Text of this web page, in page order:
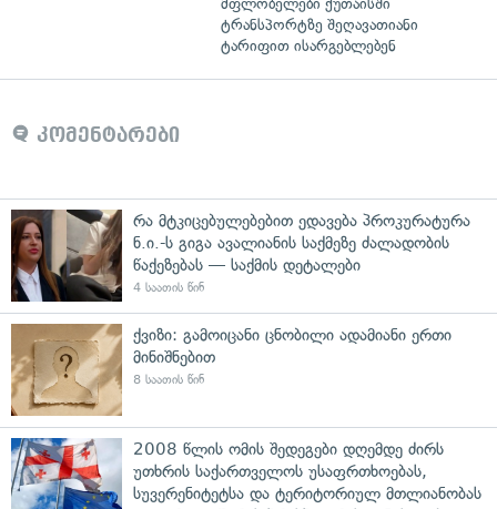
ტრანსპორტზე შეღავათიანი
ტარიფით ისარგებლებენ
კომენტარები
რა მტკიცებულებებით ედავება პროკურატურა
ნ.ი.-ს გიგა ავალიანის საქმეზე ძალადობის
წაქეზებას — საქმის დეტალები
4 საათის წინ
ქვიზი: გამოიცანი ცნობილი ადამიანი ერთი
მინიშნებით
8 საათის წინ
2008 წლის ომის შედეგები დღემდე ძირს
უთხრის საქართველოს უსაფრთხოებას,
სუვერენიტეტსა და ტერიტორიულ მთლიანობას